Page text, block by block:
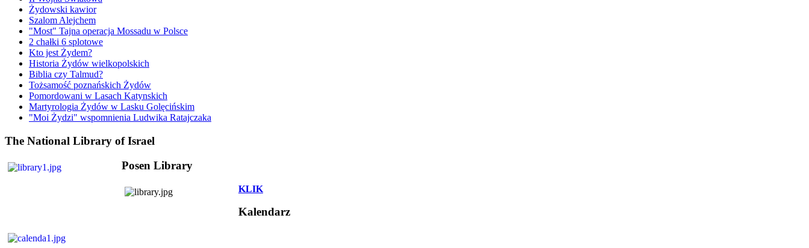
Żydowski kawior
Szalom Alejchem
"Most" Tajna operacja Mossadu w Polsce
2 chałki 6 splotowe
Kto jest Żydem?
Historia Żydów wielkopolskich
Biblia czy Talmud?
Tożsamość poznańskich Żydów
Pomordowani w Lasach Katynskich
Martyrologia Żydów w Lasku Golęcińskim
"Moi Żydzi" wspomnienia Ludwika Ratajczaka
The National Library of Israel
Posen Library
KLIK
Kalendarz